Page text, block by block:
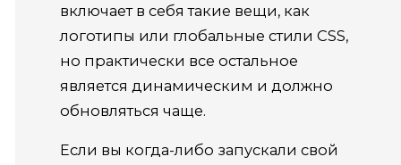
включает в себя такие вещи, как
логотипы или глобальные стили CSS,
но практически все остальное
является динамическим и должно
обновляться чаще.
Если вы когда-либо запускали свой